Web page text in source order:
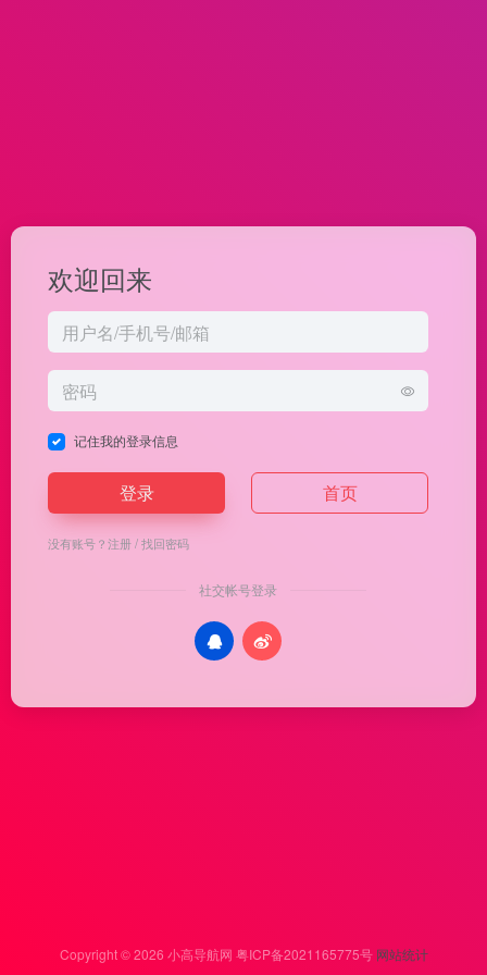
欢迎回来
记住我的登录信息
登录 首页
没有账号？注册/找回密码
社交帐号登录
Copyright © 2026 小高导航网 粤ICP备2021165775号 网站统计